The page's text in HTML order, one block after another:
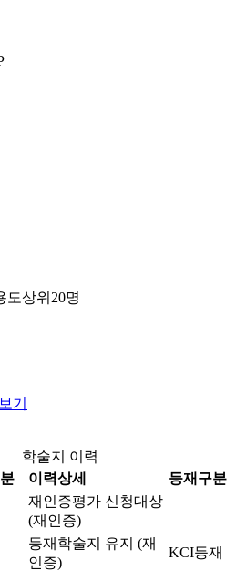
도상위20명
기
학술지 이력
이력상세 등재구분
재인증평가 신청대상
(재인증)
등재학술지 유지 (재
인증)
KCI등재